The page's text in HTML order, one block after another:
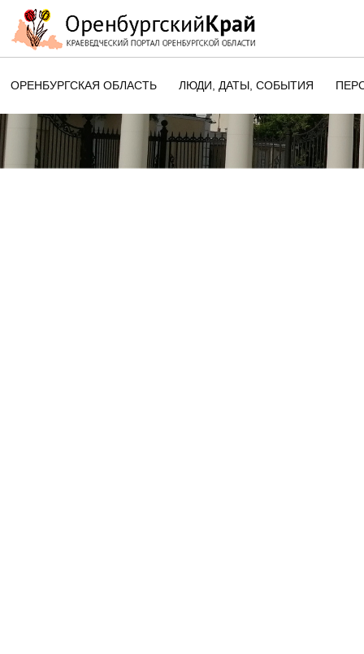
ОРЕНБУРГСКАЯ ОБЛАСТЬ ЛЮДИ, ДАТЫ, CОБЫТИЯ
ЭТОТ ДЕНЬ В ИСТОРИИ
ОРЕНБУРГСКОГО КРАЯ